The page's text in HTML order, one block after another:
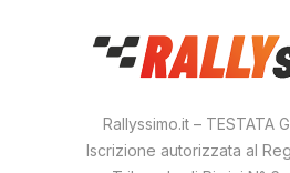
Rallyssimo.it – TESTATA
Iscrizione autorizzata al